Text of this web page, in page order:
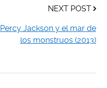
NEXT POST
Percy Jackson y el mar de
los monstruos (2013)